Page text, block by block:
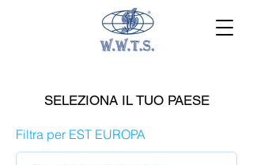
SELEZIONA IL TUO PAESE
Filtra per EST EUROPA